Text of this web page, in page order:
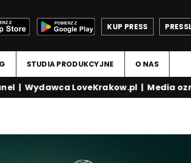
KUP PRESS
STUDIA PRODUKCYJNE O NAS
| Wydawca LoveKrakow.pl|Media